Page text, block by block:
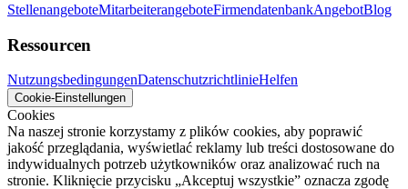
StellenangeboteMitarbeiterangeboteFirmendatenbankAngebotBlog
Ressourcen
NutzungsbedingungenDatenschutzrichtlinieHelfen
Cookie-Einstellungen
Cookies
Na naszej stronie korzystamy z plików cookies, aby poprawić
jakość przeglądania, wyświetlać reklamy lub treści dostosowane do
indywidualnych potrzeb użytkowników oraz analizować ruch na
stronie. Kliknięcie przycisku „Akceptuj wszystkie” oznacza zgodę